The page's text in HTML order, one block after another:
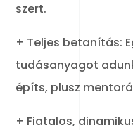
szert.
+ Teljes betanítás:
tudásanyagot
építs, plusz
+ Fiatalos,